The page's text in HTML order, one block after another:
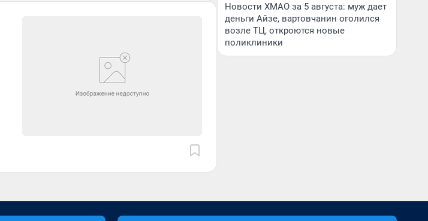
Новости ХМАО за 5 августа: муж дает
деньги Айзе, вартовчанин оголился
возле ТЦ, откроются новые
поликлиники